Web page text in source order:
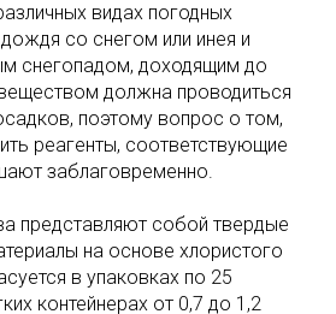
видах погодных
со снегом или инея и
снегопадом, доходящим до
должна проводиться
поэтому вопрос о том,
реагенты, соответствующие
заблаговременно.
представляют собой твердые
на основе хлористого
в упаковках по 25
контейнерах от 0,7 до 1,2